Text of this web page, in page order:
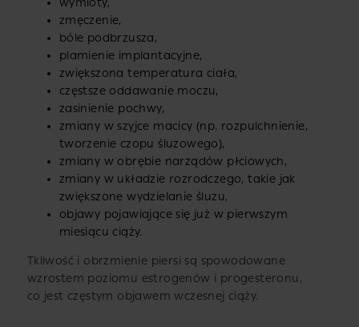
zmęczenie,
bóle podbrzusza,
plamienie implantacyjne,
zwiększona temperatura ciała,
częstsze oddawanie moczu,
zasinienie pochwy,
zmiany w szyjce macicy (np. rozpulchnienie,
tworzenie czopu śluzowego),
zmiany w obrębie narządów płciowych,
zmiany w układzie rozrodczego, takie jak
zwiększone wydzielanie śluzu,
objawy pojawiające się już w pierwszym
miesiącu ciąży.
Tkliwość i obrzmienie piersi są spowodowane
wzrostem poziomu estrogenów i progesteronu,
co jest częstym objawem wczesnej ciąży.